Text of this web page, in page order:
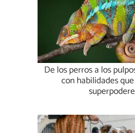
De los perros a los
con habilidades